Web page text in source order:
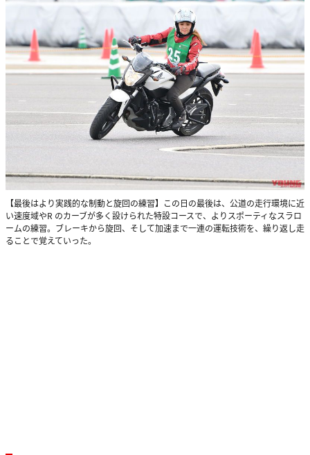
【最後はより実践的な制動と旋回の練習】この日の最後は、公道の走行環境に近
い速度域やR のカーブが多く設けられた特設コースで、よりスポーティなスラロ
ームの練習。ブレーキから旋回、そして加速まで一連の運転技術を、繰り返し走
ることで覚えていった。